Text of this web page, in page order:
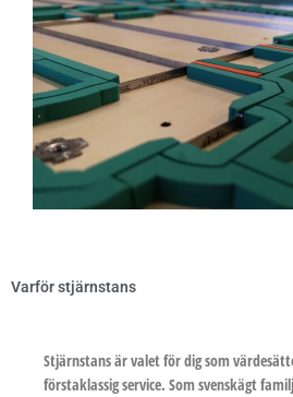
Varför stjärnstans
Stjärnstans är valet för dig som
förstaklassig service. Som svenskägt